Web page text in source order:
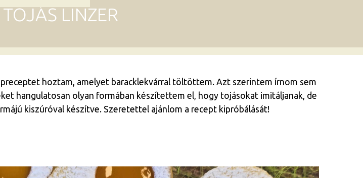
LINZER
hoztam, amelyet baracklekvárral töltöttem. Azt szerintem írnom sem
hangulatosan olyan formában készítettem el, hogy tojásokat imitáljanak, de
kiszúróval készítve. Szeretettel ajánlom a recept kipróbálását!